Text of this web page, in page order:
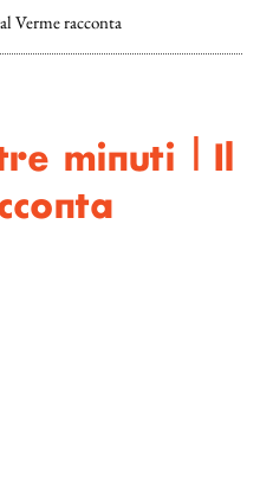
Verme racconta
minuti | Il